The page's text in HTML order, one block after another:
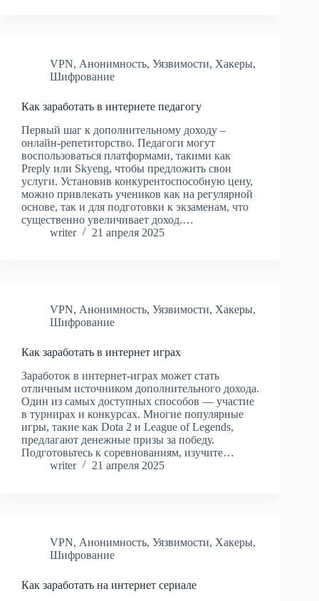
VPN, Анонимность, Уязвимости, Хакеры,
Шифрование
Как заработать в интернете педагогу
Первый шаг к дополнительному доходу –
онлайн-репетиторство. Педагоги могут
воспользоваться платформами, такими как
Preply или Skyeng, чтобы предложить свои
услуги. Установив конкурентоспособную цену,
можно привлекать учеников как на регулярной
основе, так и для подготовки к экзаменам, что
существенно увеличивает доход.…
writer
21 апреля 2025
VPN, Анонимность, Уязвимости, Хакеры,
Шифрование
Как заработать в интернет играх
Заработок в интернет-играх может стать
отличным источником дополнительного дохода.
Один из самых доступных способов — участие
в турнирах и конкурсах. Многие популярные
игры, такие как Dota 2 и League of Legends,
предлагают денежные призы за победу.
Подготовьтесь к соревнованиям, изучите…
writer
21 апреля 2025
VPN, Анонимность, Уязвимости, Хакеры,
Шифрование
Как заработать на интернет сериале